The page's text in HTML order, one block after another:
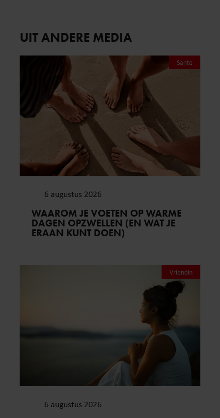
UIT ANDERE MEDIA
Sante
6 augustus 2026
WAAROM JE VOETEN OP WARME
DAGEN OPZWELLEN (EN WAT JE
ERAAN KUNT DOEN)
Vriendin
6 augustus 2026